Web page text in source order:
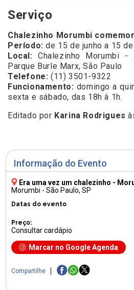
Informação do Evento
Era uma vez um chalezinho -
Morumbi - São Paulo, SP
Datas do evento
Preço:
Consultar cardápio
Marcar no Google Agenda
Compartilhe
Serviço
Chalezinho Morumbi
Período: de 15 de junho a 15
Local: Chalezinho Morumbi -
Parque Burle Marx, São Paulo
Telefone: (11) 3501-9322
Funcionamento: domingo a
sexta e sábado, das 18h à 1h.
Editado por Karina Rodrigues